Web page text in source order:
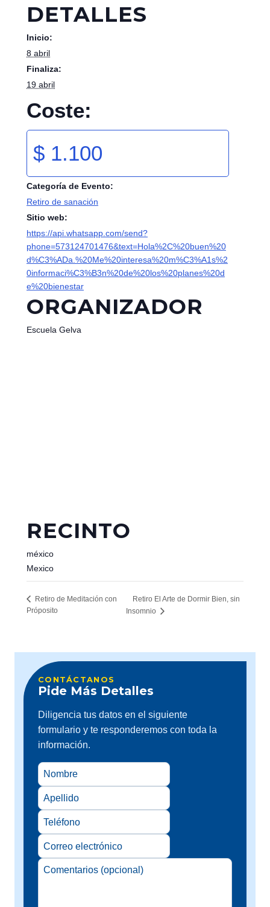
DETALLES
Inicio:
8 abril
Finaliza:
19 abril
Coste:
$ 1.100
Categoría de Evento:
Retiro de sanación
Sitio web:
https://api.whatsapp.com/send?
phone=573124701476&text=Hola%2C%20buen%20
d%C3%ADa.%20Me%20interesa%20m%C3%A1s%2
0informaci%C3%B3n%20de%20los%20planes%20d
e%20bienestar
ORGANIZADOR
Escuela Gelva
RECINTO
méxico
Mexico
Retiro de Meditación con
Próposito
Retiro El Arte de Dormir Bien, sin
Insomnio
CONTÁCTANOS
Pide Más Detalles
Diligencia tus datos en el siguiente
formulario y te responderemos con toda la
información.
Nombre
Apellido
Correo
electrónico